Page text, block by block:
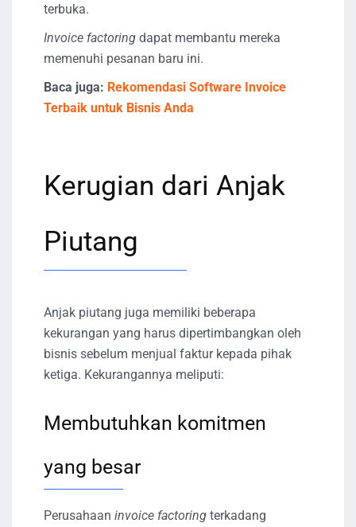
terbuka.
Invoice factoring dapat membantu mereka
memenuhi pesanan baru ini.
Baca juga: Rekomendasi Software Invoice
Terbaik untuk Bisnis Anda
Kerugian dari Anjak
Piutang
Anjak piutang juga memiliki beberapa
kekurangan yang harus dipertimbangkan oleh
bisnis sebelum menjual faktur kepada pihak
ketiga. Kekurangannya meliputi:
Membutuhkan komitmen
yang besar
Perusahaan invoice factoring terkadang